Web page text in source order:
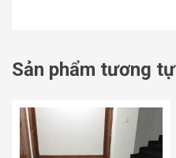
Sản phẩm tương tự